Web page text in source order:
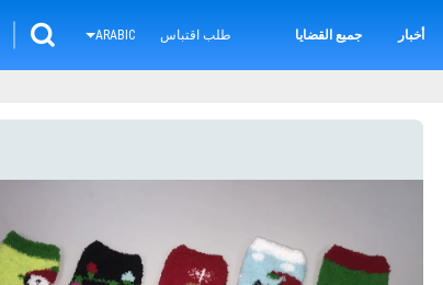
أخبار جميع القضايا طلب اقتباس ARABIC